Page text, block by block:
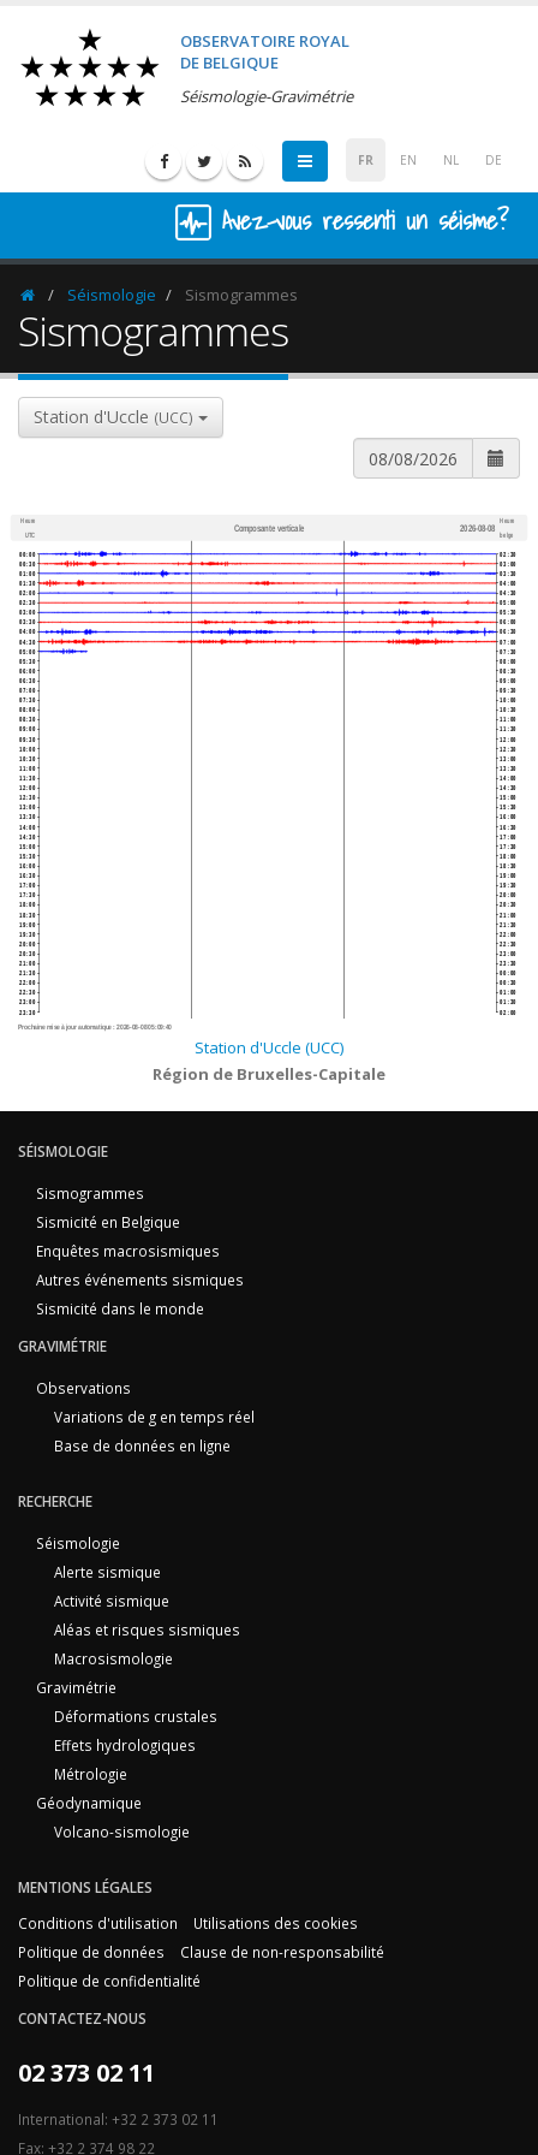
OBSERVATOIRE ROYAL
DE BELGIQUE
Séismologie-Gravimétrie
FR EN NL DE
Avez-vous ressenti un séisme?
HomepageSéismologie Sismogrammes
Sismogrammes
Station d'Uccle (UCC)
Heure
UTC
Composante verticale 2026-08-08
Heure
belge
00:00
00:30
01:00
01:30
02:00
02:30
03:00
03:30
04:00
04:30
05:00
05:30
06:00
06:30
07:00
07:30
08:00
08:30
09:00
09:30
10:00
10:30
11:00
11:30
12:00
12:30
13:00
13:30
14:00
14:30
15:00
15:30
16:00
16:30
17:00
17:30
18:00
18:30
19:00
19:30
20:00
20:30
21:00
21:30
22:00
22:30
23:00
23:30
02:30
03:00
03:30
04:00
04:30
05:00
05:30
06:00
06:30
07:00
07:30
08:00
08:30
09:00
09:30
10:00
10:30
11:00
11:30
12:00
12:30
13:00
13:30
14:00
14:30
15:00
15:30
16:00
16:30
17:00
17:30
18:00
18:30
19:00
19:30
20:00
20:30
21:00
21:30
22:00
22:30
23:00
23:30
00:00
00:30
01:00
01:30
02:00
Prochaine mise à jour automatique :2026-08-08 05:09:40
Station d'Uccle (UCC)
Région de Bruxelles-Capitale
SÉISMOLOGIE
Sismogrammes
Sismicité en Belgique
Enquêtes macrosismiques
Autres événements sismiques
Sismicité dans le monde
GRAVIMÉTRIE
Observations
Variations de g en temps réel
Base de données en ligne
RECHERCHE
Séismologie
Alerte sismique
Activité sismique
Aléas et risques sismiques
Macrosismologie
Gravimétrie
Déformations crustales
Effets hydrologiques
Métrologie
Géodynamique
Volcano-sismologie
MENTIONS LÉGALES
Conditions d'utilisation
Utilisations des cookies
Politique de données
Clause de non-responsabilité
Politique de confidentialité
CONTACTEZ-NOUS
02 373 02 11
International: +32 2 373 02 11
Fax: +32 2 374 98 22